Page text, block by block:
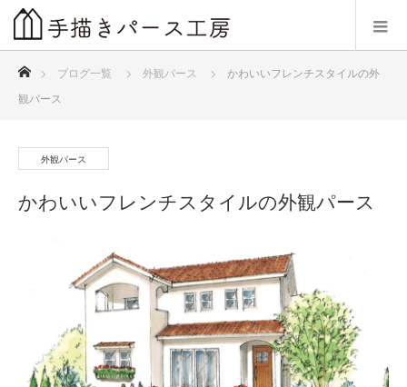
ブログ一覧 外観パース
かわいいフレンチスタイルの外
観パース
外観パース
かわいいフレンチスタイルの外観パース